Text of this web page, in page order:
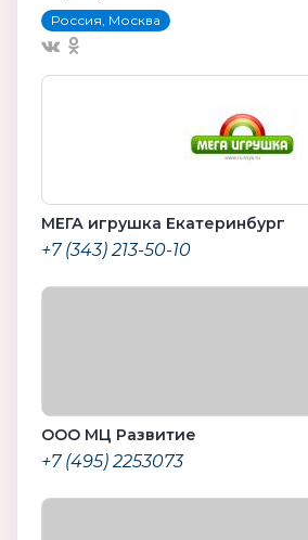
Россия, Москва
МЕГА игрушка Екатеринбург
+7 (343) 213-50-10
ООО МЦ Развитие
+7 (495) 2253073